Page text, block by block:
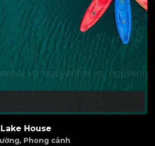
House
, Phong cảnh